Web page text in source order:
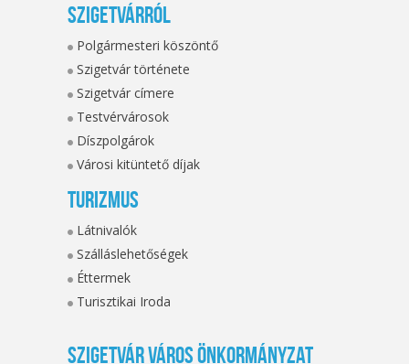
Szigetvárról
Polgármesteri köszöntő
Szigetvár története
Szigetvár címere
Testvérvárosok
Díszpolgárok
Városi kitüntető díjak
Turizmus
Látnivalók
Szálláslehetőségek
Éttermek
Turisztikai Iroda
Szigetvár Város Önkormányzat